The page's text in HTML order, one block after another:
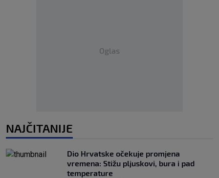
Oglas
NAJČITANIJE
Dio Hrvatske očekuje promjena
vremena: Stižu pljuskovi, bura i pad
temperature